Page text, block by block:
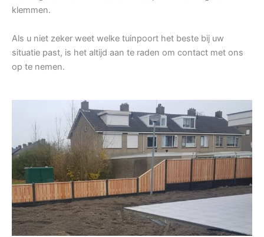
klemmen.
Als u niet zeker weet welke tuinpoort het beste bij uw
situatie past, is het altijd aan te raden om contact met ons
op te nemen.